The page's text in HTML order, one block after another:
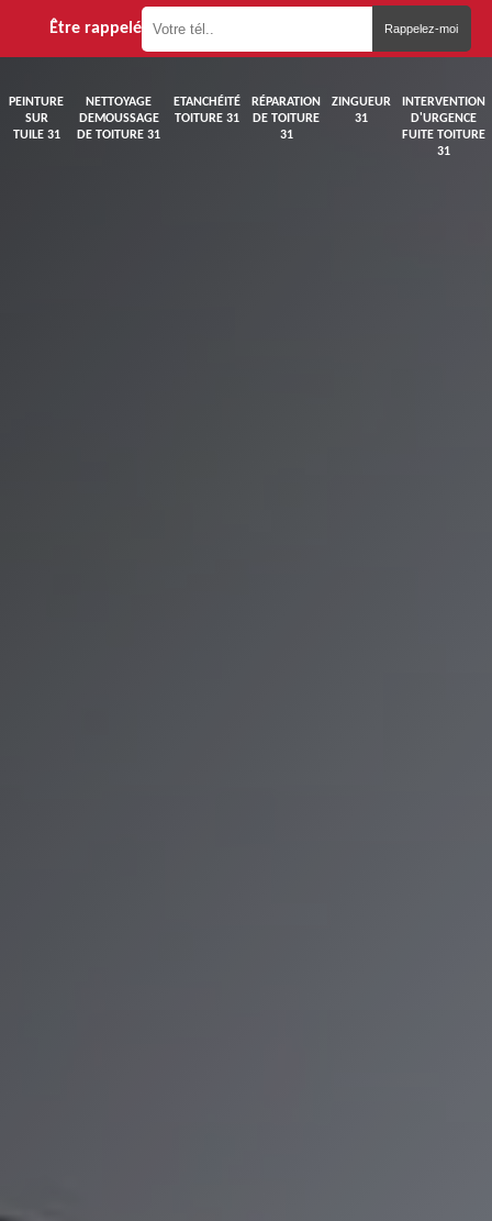
Être rappelé
PEINTURE
SUR
TUILE 31
NETTOYAGE
DEMOUSSAGE
DE TOITURE 31
ETANCHÉITÉ
TOITURE 31
RÉPARATION
DE TOITURE
31
ZINGUEUR
31
INTERVENTION
D'URGENCE
FUITE TOITURE
31